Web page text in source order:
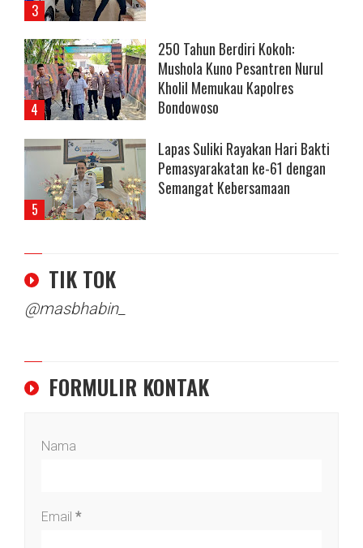
250 Tahun Berdiri Kokoh:
Mushola Kuno Pesantren Nurul
Kholil Memukau Kapolres
Bondowoso
Lapas Suliki Rayakan Hari Bakti
Pemasyarakatan ke-61 dengan
Semangat Kebersamaan
TIK TOK
@masbhabin_
FORMULIR KONTAK
Nama
Email *